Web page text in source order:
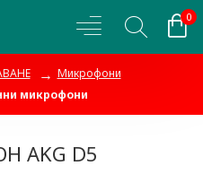
0
Микрофони
микрофони
AKG D5